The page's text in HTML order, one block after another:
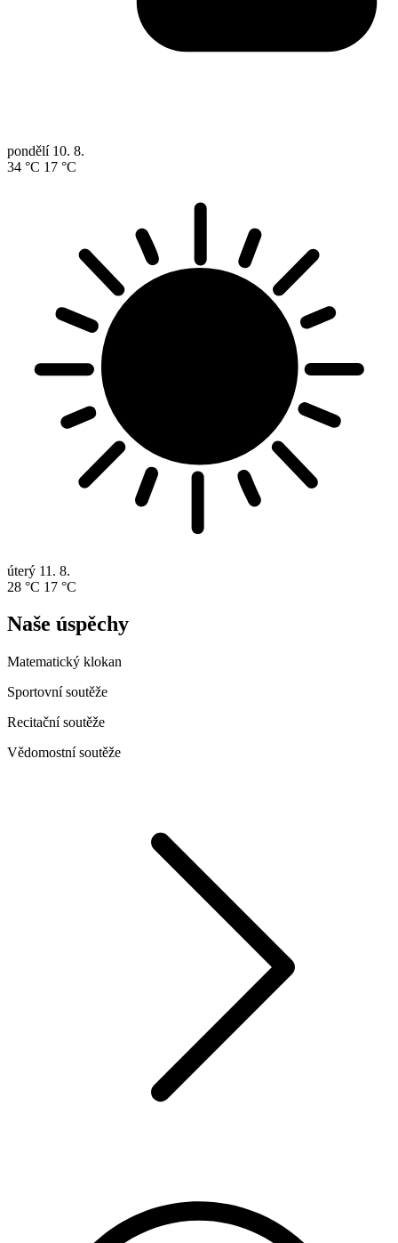
pondělí 10. 8.
34 °C 17 °C
úterý 11. 8.
28 °C 17 °C
Naše úspěchy
Matematický klokan
Sportovní soutěže
Recitační soutěže
Vědomostní soutěže